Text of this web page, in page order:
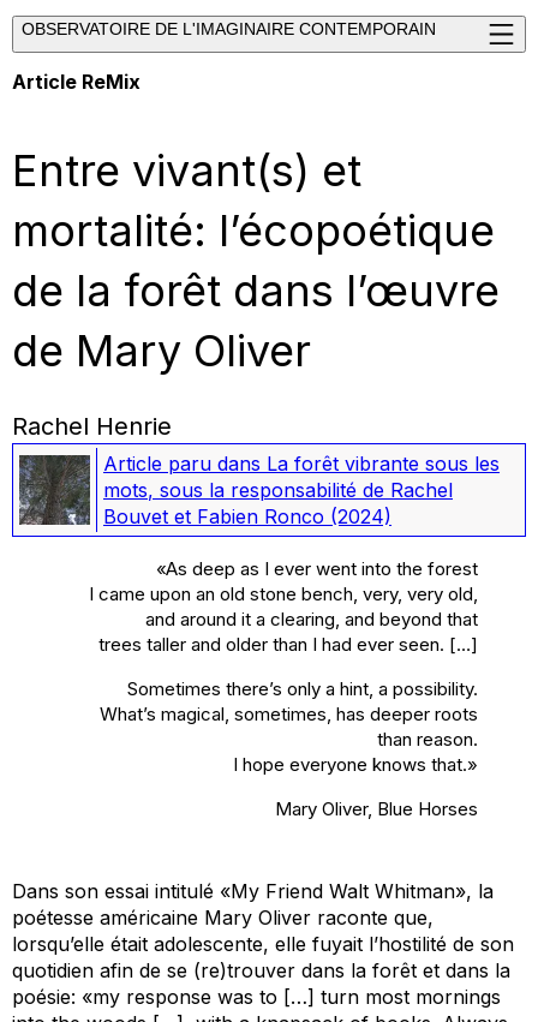
OBSERVATOIRE DE L'IMAGINAIRE CONTEMPORAIN
Article ReMix
Entre vivant(s) et
mortalité: l’écopoétique
de la forêt dans l’œuvre
de Mary Oliver
Rachel Henrie
Article paru dans La forêt vibrante sous les
mots, sous la responsabilité de Rachel
Bouvet et Fabien Ronco (2024)
«As deep as I ever went into the forest
I came upon an old stone bench, very, very old,
and around it a clearing, and beyond that
trees taller and older than I had ever seen. […]
Sometimes there’s only a hint, a possibility.
What’s magical, sometimes, has deeper roots
than reason.
I hope everyone knows that.»
Mary Oliver, Blue Horses
Dans son essai intitulé «My Friend Walt Whitman», la
poétesse américaine Mary Oliver raconte que,
lorsqu’elle était adolescente, elle fuyait l’hostilité de son
quotidien afin de se (re)trouver dans la forêt et dans la
poésie: «my response was to […] turn most mornings